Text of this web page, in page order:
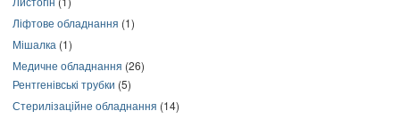
Ліфтове обладнання (1)
Мішалка (1)
Медичне обладнання (26)
Рентгенівські трубки (5)
Стерилізаційне обладнання (14)